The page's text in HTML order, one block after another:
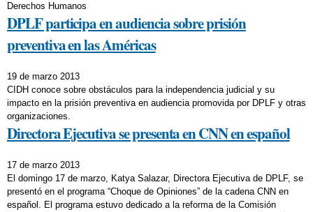
Derechos Humanos
DPLF participa en audiencia sobre prisión
preventiva en las Américas
19 de marzo 2013
CIDH conoce sobre obstáculos para la independencia judicial y su
impacto en la prisión preventiva en audiencia promovida por DPLF y otras
organizaciones.
Directora Ejecutiva se presenta en CNN en español
17 de marzo 2013
El domingo 17 de marzo, Katya Salazar, Directora Ejecutiva de DPLF, se
presentó en el programa “Choque de Opiniones” de la cadena CNN en
español. El programa estuvo dedicado a la reforma de la Comisión